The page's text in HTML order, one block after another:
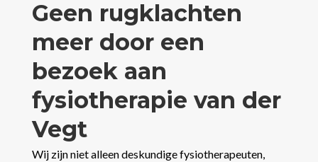
Geen rugklachten
meer door een
bezoek aan
fysiotherapie van der
Vegt
Wij zijn niet alleen deskundige fysiotherapeuten,